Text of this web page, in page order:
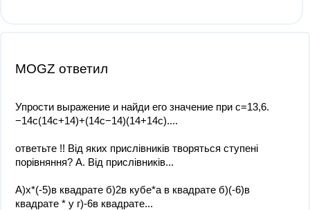
MOGZ ответил
Упрости выражение и найди его значение при c=13,6.
−14c(14c+14)+(14c−14)(14+14c)....
ответьте !! Від яких прислівників творяться ступені
порівняння? А. Від прислівників...
А)х*(-5)в квадрате б)2в кубе*а в квадрате б)(-6)в
квадрате * y г)-6в квадрате...